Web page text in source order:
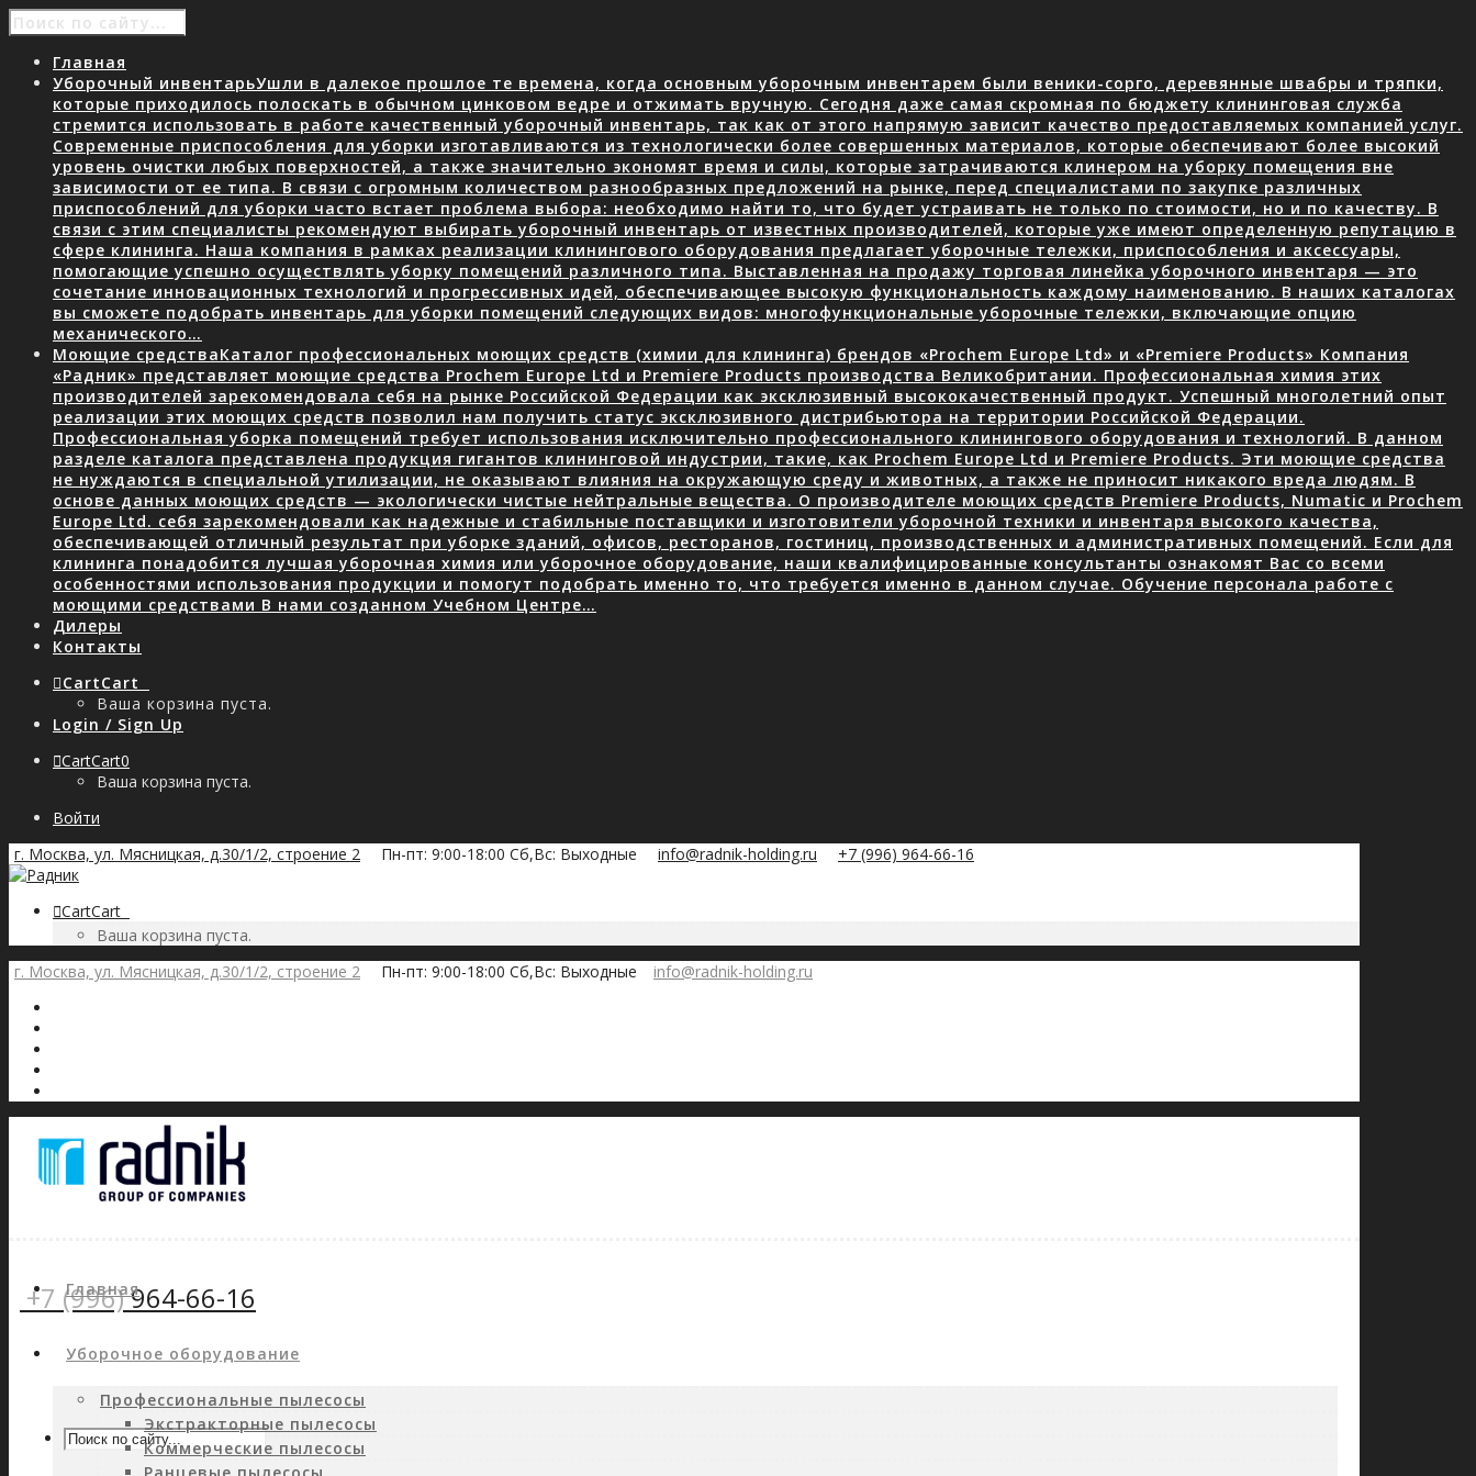
Главная
Уборочный инвентарьУшли в далекое прошлое те времена, когда основным уборочным инвентарем были веники-сорго, деревянные швабры и тряпки,
которые приходилось полоскать в обычном цинковом ведре и отжимать вручную. Сегодня даже самая скромная по бюджету клининговая служба
стремится использовать в работе качественный уборочный инвентарь, так как от этого напрямую зависит качество предоставляемых компанией услуг.
Современные приспособления для уборки изготавливаются из технологически более совершенных материалов, которые обеспечивают более высокий
уровень очистки любых поверхностей, а также значительно экономят время и силы, которые затрачиваются клинером на уборку помещения вне
зависимости от ее типа. В связи с огромным количеством разнообразных предложений на рынке, перед специалистами по закупке различных
приспособлений для уборки часто встает проблема выбора: необходимо найти то, что будет устраивать не только по стоимости, но и по качеству. В
связи с этим специалисты рекомендуют выбирать уборочный инвентарь от известных производителей, которые уже имеют определенную репутацию в
сфере клининга. Наша компания в рамках реализации клинингового оборудования предлагает уборочные тележки, приспособления и аксессуары,
помогающие успешно осуществлять уборку помещений различного типа. Выставленная на продажу торговая линейка уборочного инвентаря — это
сочетание инновационных технологий и прогрессивных идей, обеспечивающее высокую функциональность каждому наименованию. В наших каталогах
вы сможете подобрать инвентарь для уборки помещений следующих видов: многофункциональные уборочные тележки, включающие опцию
механического…
Моющие средстваКаталог профессиональных моющих средств (химии для клининга) брендов «Prochem Europe Ltd» и «Premiere Products» Компания
«Радник» представляет моющие средства Prochem Europe Ltd и Premiere Products производства Великобритании. Профессиональная химия этих
производителей зарекомендовала себя на рынке Российской Федерации как эксклюзивный высококачественный продукт. Успешный многолетний опыт
реализации этих моющих средств позволил нам получить статус эксклюзивного дистрибьютора на территории Российской Федерации.
Профессиональная уборка помещений требует использования исключительно профессионального клинингового оборудования и технологий. В данном
разделе каталога представлена продукция гигантов клининговой индустрии, такие, как Prochem Europe Ltd и Premiere Products. Эти моющие средства
не нуждаются в специальной утилизации, не оказывают влияния на окружающую среду и животных, а также не приносит никакого вреда людям. В
основе данных моющих средств — экологически чистые нейтральные вещества. О производителе моющих средств Premiere Products, Numatic и Prochem
Europe Ltd. себя зарекомендовали как надежные и стабильные поставщики и изготовители уборочной техники и инвентаря высокого качества,
обеспечивающей отличный результат при уборке зданий, офисов, ресторанов, гостиниц, производственных и административных помещений. Если для
клининга понадобится лучшая уборочная химия или уборочное оборудование, наши квалифицированные консультанты ознакомят Вас со всеми
особенностями использования продукции и помогут подобрать именно то, что требуется именно в данном случае. Обучение персонала работе с
моющими средствами В нами созданном Учебном Центре…
Дилеры
Контакты
CartCart
Ваша корзина пуста.
Login / Sign Up
CartCart0
Ваша корзина пуста.
Войти
г. Москва, ул. Мясницкая, д.30/1/2, строение 2
Пн-пт: 9:00-18:00 Сб,Вс: Выходные info@radnik-holding.ru +7 (996) 964-66-16
CartCart
Ваша корзина пуста.
г. Москва, ул. Мясницкая, д.30/1/2, строение 2
Пн-пт: 9:00-18:00 Сб,Вс: Выходные info@radnik-holding.ru
+7 (996)964-66-16
Главная
Уборочное оборудование
Профессиональные пылесосы
Экстракторные пылесосы
Коммерческие пылесосы